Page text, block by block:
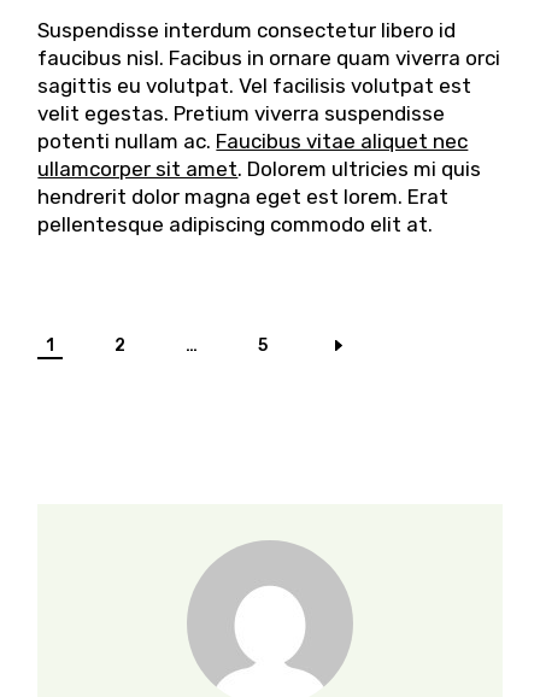
Suspendisse interdum consectetur libero id
faucibus nisl. Facibus in ornare quam viverra orci
sagittis eu volutpat. Vel facilisis volutpat est
velit egestas. Pretium viverra suspendisse
potenti nullam ac. Faucibus vitae aliquet nec
ullamcorper sit amet. Dolorem ultricies mi quis
hendrerit dolor magna eget est lorem. Erat
pellentesque adipiscing commodo elit at.
1 2 … 5